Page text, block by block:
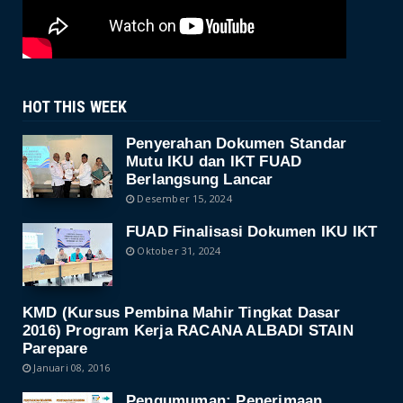
HOT THIS WEEK
Penyerahan Dokumen Standar
Mutu IKU dan IKT FUAD
Berlangsung Lancar
Desember 15, 2024
FUAD Finalisasi Dokumen IKU IKT
Oktober 31, 2024
KMD (Kursus Pembina Mahir Tingkat Dasar
2016) Program Kerja RACANA ALBADI STAIN
Parepare
Januari 08, 2016